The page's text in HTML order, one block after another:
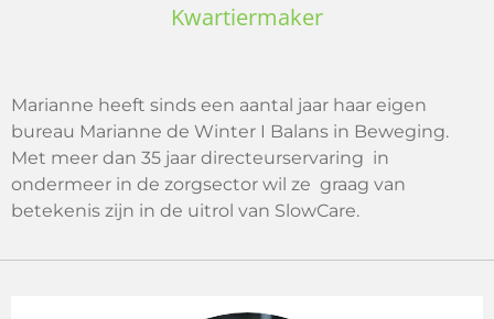
Kwartiermaker
Marianne heeft sinds een aantal jaar haar eigen
bureau Marianne de Winter I Balans in Beweging.
Met meer dan 35 jaar directeurservaring in
ondermeer in de zorgsector wil ze graag van
betekenis zijn in de uitrol van SlowCare.